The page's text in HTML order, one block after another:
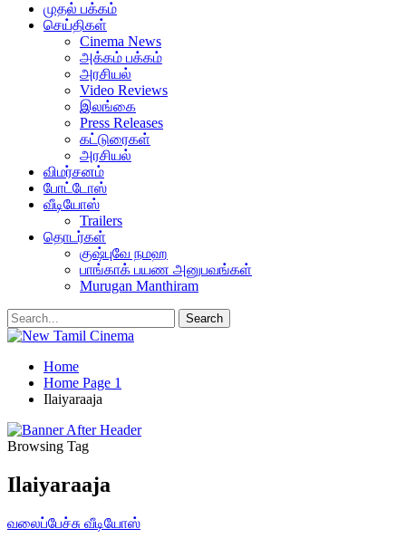
முதல் பக்கம்
செய்திகள்
Cinema News
அக்கம் பக்கம்
அரசியல்
Video Reviews
இலங்கை
Press Releases
கட்டுரைகள்
அரசியல்
விமர்சனம்
போட்டோஸ்
வீடியோஸ்
Trailers
தொடர்கள்
குஷ்புவே நமஹ
பாங்காக் பயண அனுபவங்கள்
Murugan Manthiram
Home
Home Page 1
Ilaiyaraaja
Browsing Tag
Ilaiyaraaja
வலைப்பேச்சு வீடியோஸ்